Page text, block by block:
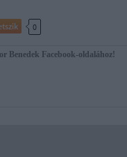
0
Benedek Facebook-oldalához!